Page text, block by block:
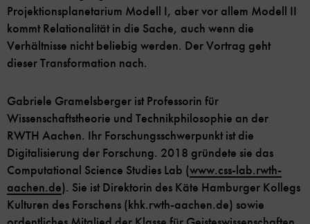
Projektionsplanetarium Modell I, aber vor allem Modell II
kommt Relationalität in die Sache, auch wenn die
Verhältnisse nicht beliebig werden. Der Vortrag geht
dieser Transformation nach.
Gabriele Gramelsberger ist Professorin für
Wissenschaftstheorie und Technikphilosophie an der
RWTH Aachen. Ihr Forschungsschwerpunkt ist die
Digitalisierung der Forschung. 2018 gründete sie das
Computational Science Studies Lab (www.css-lab.rwth-
aachen.de). Sie ist Direktorin des Käte Hamburger Kollegs
Kulturen des Forschens (khk.rwth-aachen.de) sowie